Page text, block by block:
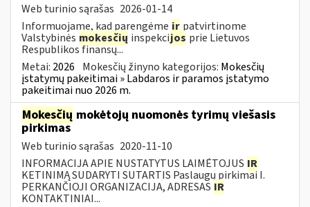
Web turinio sąrašas 2026-01-14
Informuojame, kad parengėme ir patvirtinome
Valstybinės mokesčių inspekcijos prie Lietuvos
Respublikos finansų...
Metai: 2026 Mokesčių žinyno kategorijos: Mokesčių
įstatymų pakeitimai » Labdaros ir paramos įstatymo
pakeitimai nuo 2026 m.
Mokesčių mokėtojų nuomonės tyrimų viešasis
pirkimas
Web turinio sąrašas 2020-11-10
INFORMACIJA APIE NUSTATYTUS LAIMĖTOJUS IR
KETINIMĄ SUDARYTI SUTARTIS Paslaugų pirkimai I.
PERKANČIOJI ORGANIZACIJA, ADRESAS IR
KONTAKTINIAI...